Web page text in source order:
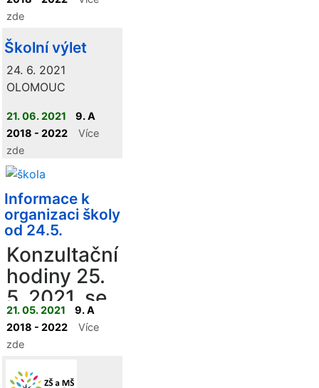
zde
Školní výlet
24. 6. 2021
OLOMOUC
21. 06. 2021
9. A
2018 - 2022
Více
zde
Informace k
organizaci školy
od 24.5.
Konzultační
hodiny 25.
5. 2021 se
nekonají
21. 05. 2021
9. A
2018 - 2022
Více
zde